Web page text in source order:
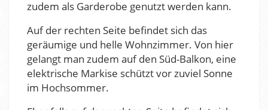
zudem als Garderobe genutzt werden kann.
Auf der rechten Seite befindet sich das
geräumige und helle Wohnzimmer. Von hier
gelangt man zudem auf den Süd-Balkon, eine
elektrische Markise schützt vor zuviel Sonne
im Hochsommer.